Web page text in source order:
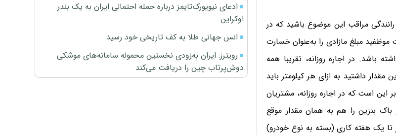
مراقب این موضوع باشید که در
مبلغ مازادی را به‌عنوان خسارت
باشد. در اجاره روزانه، تقریبا همه
بیش از این مقدار داشتید به ازای هر کیلومتر باید
این است که در اجاره روزانه، مشتریان
بنزین را هم به همان مقدار موقع
می‌کنند. بعد از تحویل خودرو احتمالا مدارک‌تان را مابین 2 روز تا یک هفته کاری (بسته به نوع خودرو)
ادعای نیویورک‌تایمز درباره حمله احتمالی ایران به یک بندر
اوکراین
انس جهانی طلا به کف تاریخی خود رسید
رویترز: ایران به‌زودی نخستین محموله سامانه‌های موشکی
دوش‌پرتاب چین را دریافت می‌کند